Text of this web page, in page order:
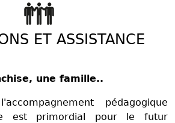
ET ASSISTANCE
une famille..
pédagogique
est primordial pour le futur